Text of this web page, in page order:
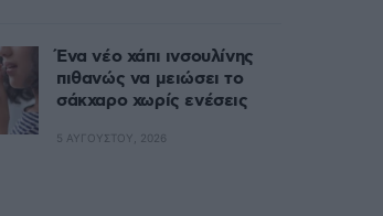
Ένα νέο χάπι ινσουλίνης
πιθανώς να μειώσει το
σάκχαρο χωρίς ενέσεις
5 ΑΥΓΟΎΣΤΟΥ, 2026